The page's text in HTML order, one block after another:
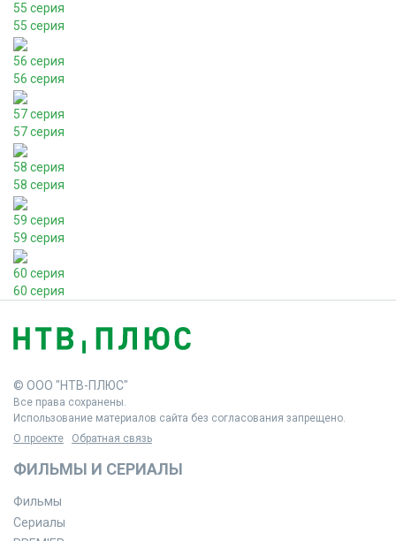
55 серия
55 серия
56 серия
56 серия
57 серия
57 серия
58 серия
58 серия
59 серия
59 серия
60 серия
60 серия
© ООО "НТВ-ПЛЮС"
Все права сохранены.
Использование материалов сайта без согласования запрещено.
О проекте
Обратная связь
ФИЛЬМЫ И СЕРИАЛЫ
Фильмы
Сериалы